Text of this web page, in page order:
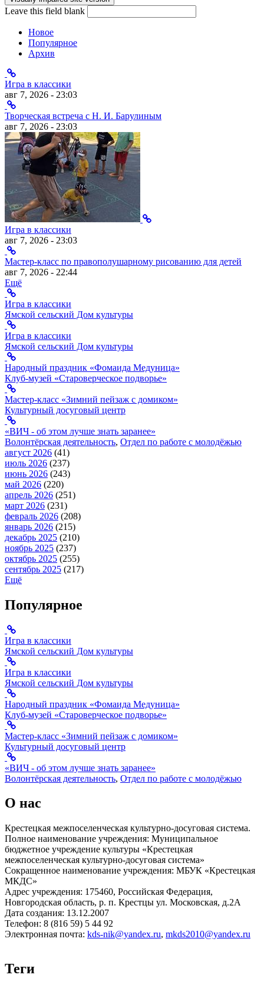
Leave this field blank
Новое
Популярное
Архив
Игра в классики
авг 7, 2026 - 23:03
Творческая встреча с Н. И. Барулиным
авг 7, 2026 - 23:03
Игра в классики
авг 7, 2026 - 23:03
Мастер-класс по правополушарному рисованию для детей
авг 7, 2026 - 22:44
Ещё
Игра в классики
Ямской сельский Дом культуры
Игра в классики
Ямской сельский Дом культуры
Народный праздник «Фомаида Медуница»
Клуб-музей «Староверческое подворье»
Мастер-класс «Зимний пейзаж с домиком»
Культурный досуговый центр
«ВИЧ - об этом лучше знать заранее»
Волонтёрская деятельность, Отдел по работе с молодёжью
август 2026 (41)
июль 2026 (237)
июнь 2026 (243)
май 2026 (220)
апрель 2026 (251)
март 2026 (231)
февраль 2026 (208)
январь 2026 (215)
декабрь 2025 (210)
ноябрь 2025 (237)
октябрь 2025 (255)
сентябрь 2025 (217)
Ещё
Популярное
Игра в классики
Ямской сельский Дом культуры
Игра в классики
Ямской сельский Дом культуры
Народный праздник «Фомаида Медуница»
Клуб-музей «Староверческое подворье»
Мастер-класс «Зимний пейзаж с домиком»
Культурный досуговый центр
«ВИЧ - об этом лучше знать заранее»
Волонтёрская деятельность, Отдел по работе с молодёжью
О нас
Крестецкая межпоселенческая культурно-досуговая система.
Полное наименование учреждения: Муниципальное
бюджетное учреждение культуры «Крестецкая
межпоселенческая культурно-досуговая система»
Сокращенное наименование учреждения: МБУК «Крестецкая
МКДС»
Адрес учреждения: 175460, Российская Федерация,
Новгородская область, р. п. Крестцы ул. Московская, д.2А
Дата создания: 13.12.2007
Телефон: 8 (816 59) 5 44 92
Электронная почта: kds-nik@yandex.ru, mkds2010@yandex.ru
Теги